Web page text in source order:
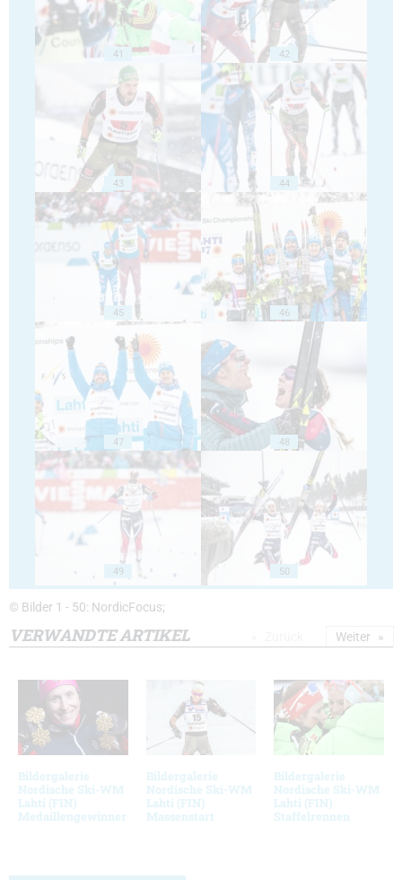
41 42
43 44
45 46
47 48
49 50
© Bilder 1 - 50: NordicFocus;
VERWANDTE ARTIKEL
Bildergalerie
Nordische Ski-WM
Lahti (FIN)
Medaillengewinner
Bildergalerie
Nordische Ski-WM
Lahti (FIN)
Massenstart
Bildergalerie
Nordische Ski-WM
Lahti (FIN)
Staffelrennen
Weiter